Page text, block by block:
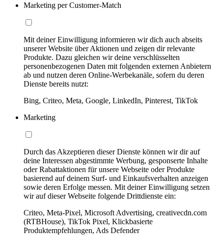
Marketing per Customer-Match
Mit deiner Einwilligung informieren wir dich auch abseits
unserer Website über Aktionen und zeigen dir relevante
Produkte. Dazu gleichen wir deine verschlüsselten
personenbezogenen Daten mit folgenden externen Anbietern
ab und nutzen deren Online-Werbekanäle, sofern du deren
Dienste bereits nutzt:
Bing, Criteo, Meta, Google, LinkedIn, Pinterest, TikTok
Marketing
Durch das Akzeptieren dieser Dienste können wir dir auf
deine Interessen abgestimmte Werbung, gesponserte Inhalte
oder Rabattaktionen für unsere Webseite oder Produkte
basierend auf deinem Surf- und Einkaufsverhalten anzeigen
sowie deren Erfolge messen. Mit deiner Einwilligung setzen
wir auf dieser Webseite folgende Drittdienste ein:
Criteo, Meta-Pixel, Microsoft Advertising, creativecdn.com
(RTBHouse), TikTok Pixel, Klickbasierte
Produktempfehlungen, Ads Defender